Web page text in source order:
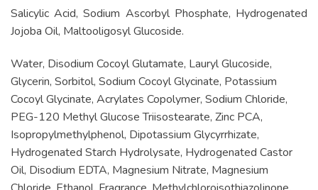
Salicylic Acid, Sodium Ascorbyl Phosphate, Hydrogenated
Jojoba Oil, Maltooligosyl Glucoside.
Water, Disodium Cocoyl Glutamate, Lauryl Glucoside,
Glycerin, Sorbitol, Sodium Cocoyl Glycinate, Potassium
Cocoyl Glycinate, Acrylates Copolymer, Sodium Chloride,
PEG-120 Methyl Glucose Triisostearate, Zinc PCA,
Isopropylmethylphenol, Dipotassium Glycyrrhizate,
Hydrogenated Starch Hydrolysate, Hydrogenated Castor
Oil, Disodium EDTA, Magnesium Nitrate, Magnesium